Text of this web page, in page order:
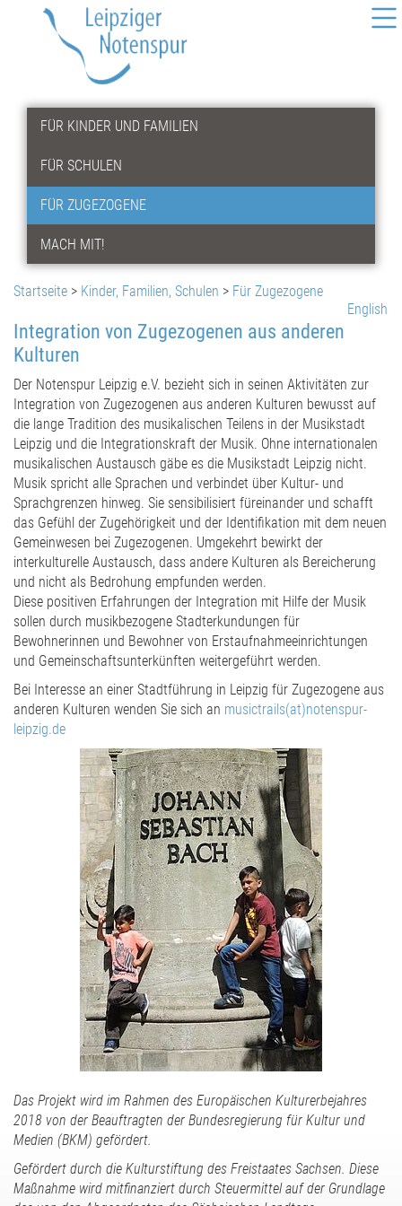
FÜR KINDER UND FAMILIEN
FÜR SCHULEN
FÜR ZUGEZOGENE
MACH MIT!
Startseite > Kinder, Familien, Schulen > Für Zugezogene
English
Integration von Zugezogenen aus anderen
Kulturen
Der Notenspur Leipzig e.V. bezieht sich in seinen Aktivitäten zur
Integration von Zugezogenen aus anderen Kulturen bewusst auf
die lange Tradition des musikalischen Teilens in der Musikstadt
Leipzig und die Integrationskraft der Musik. Ohne internationalen
musikalischen Austausch gäbe es die Musikstadt Leipzig nicht.
Musik spricht alle Sprachen und verbindet über Kultur- und
Sprachgrenzen hinweg. Sie sensibilisiert füreinander und schafft
das Gefühl der Zugehörigkeit und der Identifikation mit dem neuen
Gemeinwesen bei Zugezogenen. Umgekehrt bewirkt der
interkulturelle Austausch, dass andere Kulturen als Bereicherung
und nicht als Bedrohung empfunden werden.
Diese positiven Erfahrungen der Integration mit Hilfe der Musik
sollen durch musikbezogene Stadterkundungen für
Bewohnerinnen und Bewohner von Erstaufnahmeeinrichtungen
und Gemeinschaftsunterkünften weitergeführt werden.
Bei Interesse an einer Stadtführung in Leipzig für Zugezogene aus
anderen Kulturen wenden Sie sich an musictrails(at)notenspur-
leipzig.de
Das Projekt wird im Rahmen des Europäischen Kulturerbejahres
2018 von der Beauftragten der Bundesregierung für Kultur und
Medien (BKM) gefördert.
Gefördert durch die Kulturstiftung des Freistaates Sachsen. Diese
Maßnahme wird mitfinanziert durch Steuermittel auf der Grundlage